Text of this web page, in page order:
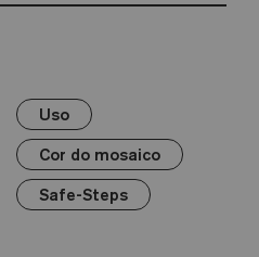
Uso
Cor do mosaico
Preto
Azuis
Safe-Steps